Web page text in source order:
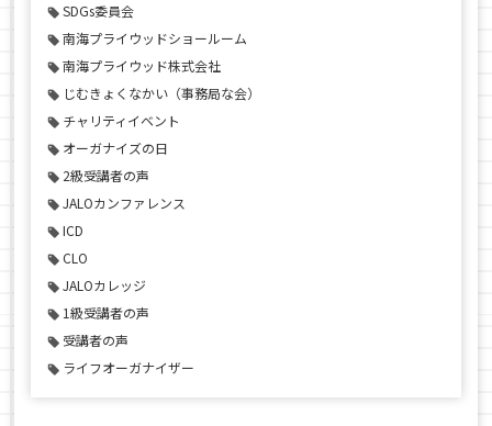
SDGs委員会
南海プライウッドショールーム
南海プライウッド株式会社
じむきょくなかい（事務局な会）
チャリティイベント
オーガナイズの日
2級受講者の声
JALOカンファレンス
ICD
CLO
JALOカレッジ
1級受講者の声
受講者の声
ライフオーガナイザー